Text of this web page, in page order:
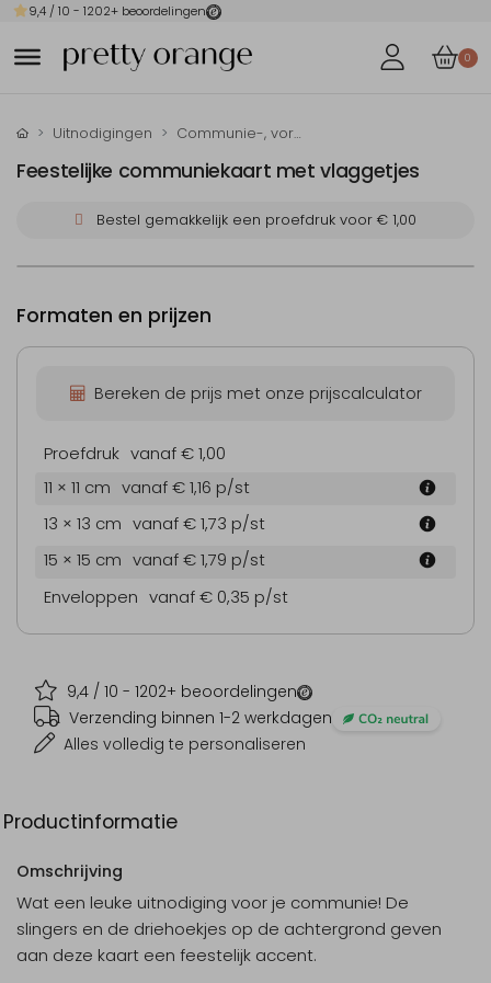
9,4 / 10 - 1202+ beoordelingen
0
Uitnodigingen Communie-, vormsel- en doop-uitnodigingen
Feestelijke communiekaart met vlaggetjes
Bestel gemakkelijk een proefdruk voor € 1,00
9,4 / 10 - 1202+ beoordelingen
Verzending binnen 1-2 werkdagen
Alles volledig te personaliseren
Formaten en prijzen
Bereken de prijs met onze prijscalculator
Proefdruk vanaf € 1,00
11 × 11 cm vanaf € 1,16 p/st
13 × 13 cm vanaf € 1,73 p/st
15 × 15 cm vanaf € 1,79 p/st
Enveloppen vanaf € 0,35 p/st
Productinformatie
Omschrijving
Wat een leuke uitnodiging voor je communie! De
slingers en de driehoekjes op de achtergrond geven
aan deze kaart een feestelijk accent.